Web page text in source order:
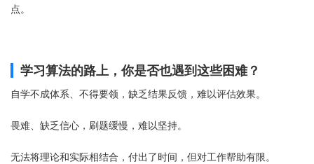
点。
学习算法的路上，你是否也遇到这些困难？
自学不成体系、不得要领，缺乏结果反馈，难以评估效果。
畏难、缺乏信心，刷题缓慢，难以坚持。
无法将理论和实际相结合，付出了时间，但对工作帮助有限。